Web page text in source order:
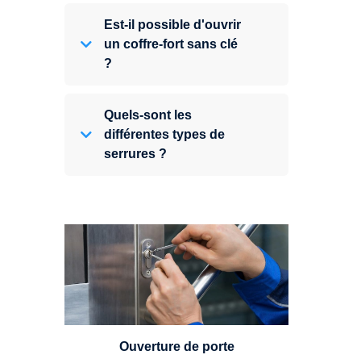
Est-il possible d'ouvrir
un coffre-fort sans clé
?
Quels-sont les
différentes types de
serrures ?
Vous avez perdu vos clés ou la
porte s'est refermée derrière vous
? Un serrurier est disponible
24h/7.
Ouverture de porte